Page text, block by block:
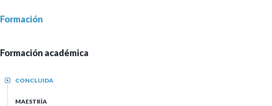
Formación
Formación académica
CONCLUIDA
+
MAESTRÍA